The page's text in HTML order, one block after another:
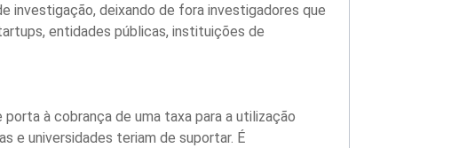
investigação, deixando de fora investigadores que
entidades públicas, instituições de
porta à cobrança de uma taxa para a utilização
e universidades teriam de suportar. É